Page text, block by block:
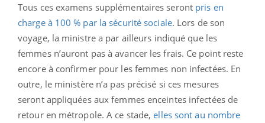
Tous ces examens supplémentaires serontpris en
charge à 100 % par la sécurité sociale. Lors de son
voyage, la ministre a par ailleurs indiqué que les
femmes n’auront pas à avancer les frais. Ce point reste
encore à confirmer pour les femmes non infectées. En
outre, le ministère n’a pas précisé si ces mesures
seront appliquées aux femmes enceintes infectées de
retour en métropole. A ce stade,elles sont au nombre